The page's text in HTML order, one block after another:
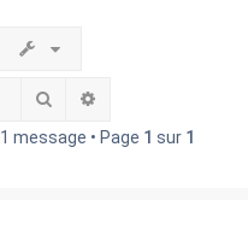
Rechercher
1 message • Page 1 sur 1